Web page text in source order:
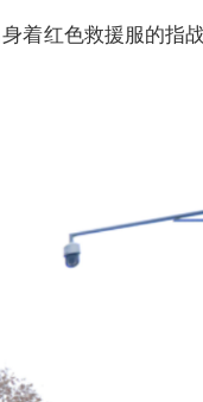
着红色救援服的指